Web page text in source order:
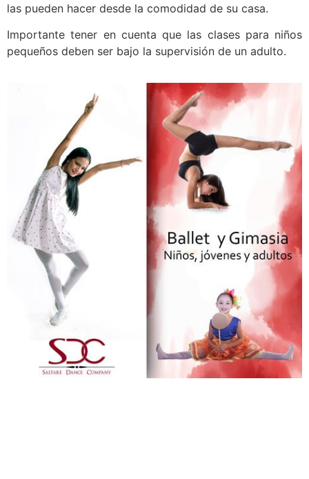
las pueden hacer desde la comodidad de su casa.
Importante tener en cuenta que las clases para niños
pequeños deben ser bajo la supervisión de un adulto.